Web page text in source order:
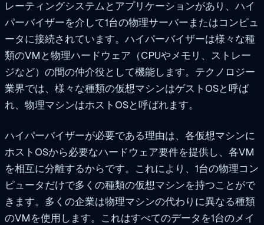
レーティングシステムとアプリケーションがあり、ハイ
パーバイザーを介して1台の物理サーバーまたはコンピュ
ータに接続されています。ハイパーバイザーは様々な種
類のVMと物理ハードウェア（CPUやメモリ、ストレー
ジなど）の間の仲介役として機能します。テクノロジー
業界では、様々な種類の仮想マシンはゲストOSと呼ば
れ、物理マシンはホストOSと呼ばれます。
ハイパーバイザーが必要である理由は、各仮想マシンに
ホストOSから必要なハードウェア要件を提供し、各VM
を相互に分離するからです。これにより、1台の物理コン
ピュータだけで多くの種類の仮想マシンを持つことがで
きます。多くの企業は物理マシンの代わりに異なる種類
のVMを使用します。これはすべてのデータを1台のメイ